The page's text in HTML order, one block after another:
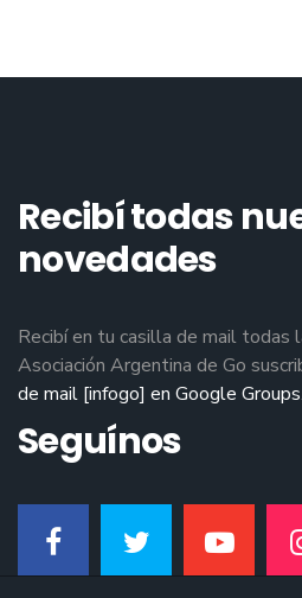
Recibí todas
novedades
Recibí en tu casilla de mail todas
Asociación Argentina de Go
de mail [infogo] en Google Groups.
Seguínos